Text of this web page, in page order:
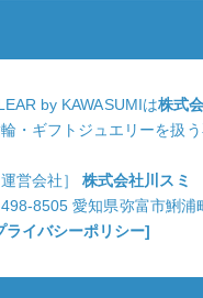
by KAWASUMIは株式
・ギフトジュエリーを扱う
運営会社］株式会社川スミ
8505 愛知県弥富市鯏浦
ライバシーポリシー]